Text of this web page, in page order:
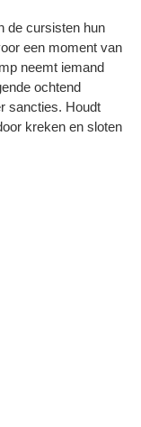
de cursisten hun
een moment van
neemt iemand
ochtend
sancties. Houdt
kreken en sloten